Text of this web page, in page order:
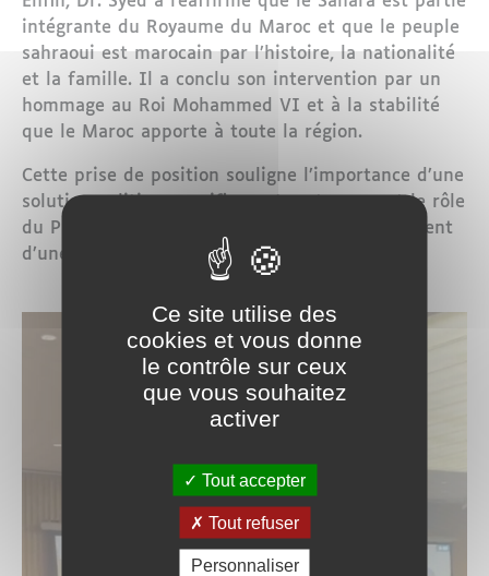
intégrante du Royaume du Maroc et que le peuple
sahraoui est marocain par l’histoire, la nationalité
et la famille. Il a conclu son intervention par un
hommage au Roi Mohammed VI et à la stabilité
que le Maroc apporte à toute la région.
Cette prise de position souligne l’importance d’une
solution politique pacifique et met en avant le rôle
du Plan d’autonomie marocain comme fondement
d’une paix durable au Sahara.
Ce site utilise des
cookies et vous donne
le contrôle sur ceux
que vous souhaitez
activer
Tout accepter
Tout refuser
Personnaliser